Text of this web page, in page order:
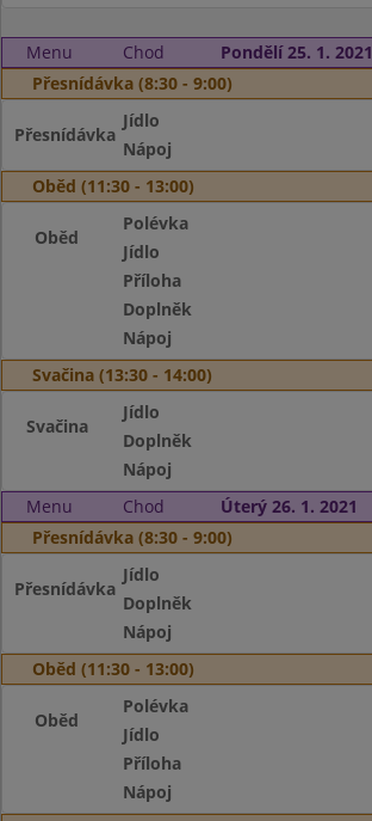
Menu Chod
Pondělí 25. 1. 2021
Přesnídávka (8:30 - 9:00)
Přesnídávka
Jídlo
Nápoj
Oběd (11:30 - 13:00)
Oběd
Polévka
Jídlo
Příloha
Doplněk
Nápoj
Svačina (13:30 - 14:00)
Svačina
Jídlo
Doplněk
Nápoj
Menu
Chod
Úterý 26. 1. 2021
Přesnídávka (8:30 - 9:00)
Přesnídávka
Jídlo
Doplněk
Nápoj
Oběd (11:30 - 13:00)
Oběd
Polévka
Jídlo
Příloha
Nápoj